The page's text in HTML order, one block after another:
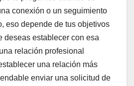
conexión o un seguimiento
eso depende de tus objetivos
deseas establecer con esa
relación profesional
una relación más
enviar una solicitud de